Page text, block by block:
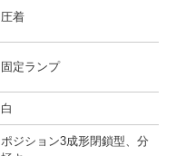
圧着
固定ランプ
白
ポジション3成形閉鎖型、分